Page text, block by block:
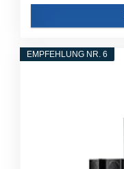
EMPFEHLUNG NR. 6